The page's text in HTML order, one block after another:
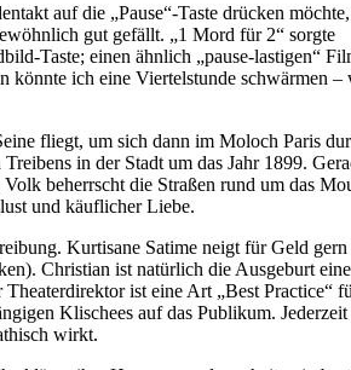
auf die „Pause“-Taste drücken
gut gefällt. „1 Mord für 2“ sorgte
Taste; einen ähnlich „pause-lastigen“
könnte ich eine Viertelstunde schwärmen –
fliegt, um sich dann im Moloch Paris
in der Stadt um das Jahr 1899.
beherrscht die Straßen rund um das
und käuflicher Liebe.
Kurtisane Satime neigt für Geld
Christian ist natürlich die Ausgeburt
ist eine Art „Best Practice“
Klischees auf das Publikum. Jederzeit
wirkt.